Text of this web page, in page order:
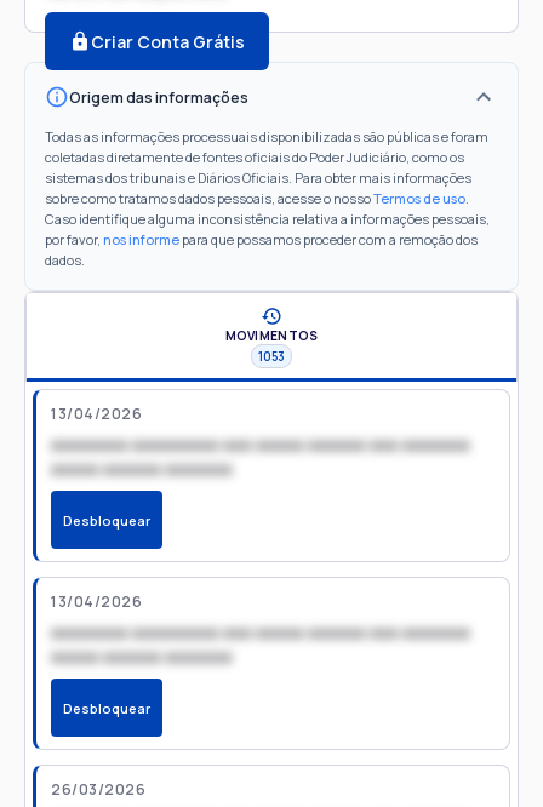
Criar Conta Grátis
Origem das informações
Todas as informações processuais disponibilizadas são públicas e foram
coletadas diretamente de fontes oficiais do Poder Judiciário, como os
sistemas dos tribunais e Diários Oficiais. Para obter mais informações
sobre como tratamos dados pessoais, acesse o nossoTermos de uso.
Caso identifique alguma inconsistência relativa a informações pessoais,
por favor, nos informe para que possamos proceder com a remoção dos
dados.
MOVIMENTOS
1053
13/04/2026
xxxxxxxx xxxxxxxxx xxx xxxxx xxxxxx xxx xxxxxxx
xxxxx xxxxxx xxxxxxx
Desbloquear
13/04/2026
xxxxxxxx xxxxxxxxx xxx xxxxx xxxxxx xxx xxxxxxx
xxxxx xxxxxx xxxxxxx
Desbloquear
26/03/2026